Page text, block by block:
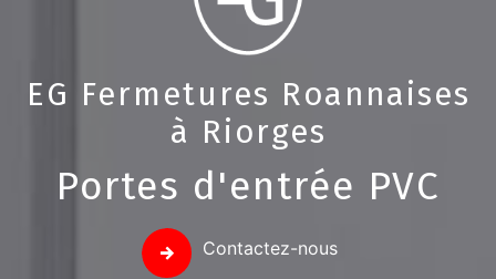
EG Fermetures Roannaises
à Riorges
Portes d'entrée PVC
Contactez-nous